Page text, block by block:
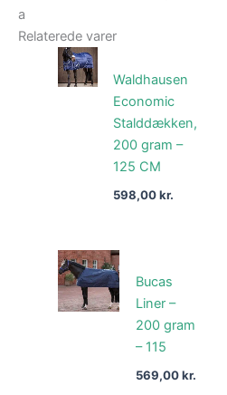
a
Relaterede varer
Waldhausen
Economic
Stalddækken,
200 gram –
125 CM
598,00kr.
Bucas
Liner –
200 gram
– 115
569,00kr.